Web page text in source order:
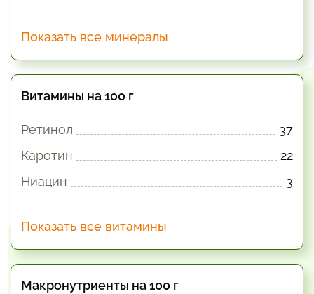
Показать все минералы
Витамины на 100 г
Ретинол
37
Каротин
22
Ниацин
3
Показать все витамины
Макронутриенты на 100 г